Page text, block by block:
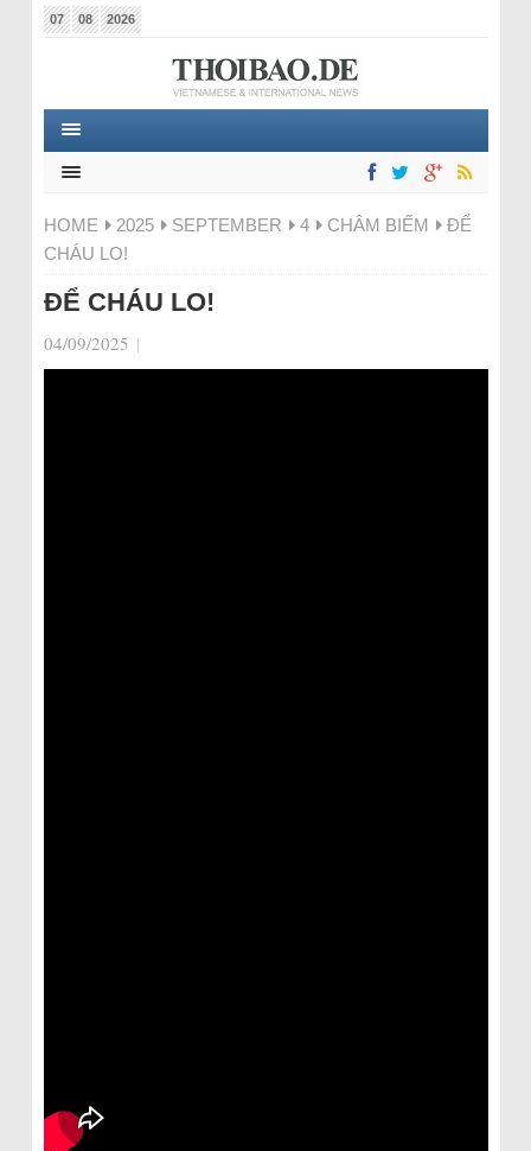
07 08 2026
HOME 2025 SEPTEMBER 4 CHÂM BIẾM
ĐỂ
CHÁU LO!
ĐỂ CHÁU LO!
04/09/2025 |